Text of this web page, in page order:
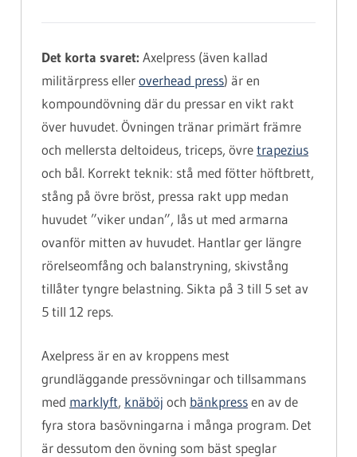
Det korta svaret: Axelpress (även kallad
militärpress elleroverhead press) är en
kompoundövning där du pressar en vikt rakt
över huvudet. Övningen tränar primärt främre
och mellersta deltoideus, triceps, övretrapezius
och bål. Korrekt teknik: stå med fötter höftbrett,
stång på övre bröst, pressa rakt upp medan
huvudet ”viker undan”, lås ut med armarna
ovanför mitten av huvudet. Hantlar ger längre
rörelseomfång och balanstryning, skivstång
tillåter tyngre belastning. Sikta på 3 till 5 set av
5 till 12 reps.
Axelpress är en av kroppens mest
grundläggande pressövningar och tillsammans
med marklyft, knäböj och bänkpressen av de
fyra stora basövningarna i många program. Det
är dessutom den övning som bäst speglar